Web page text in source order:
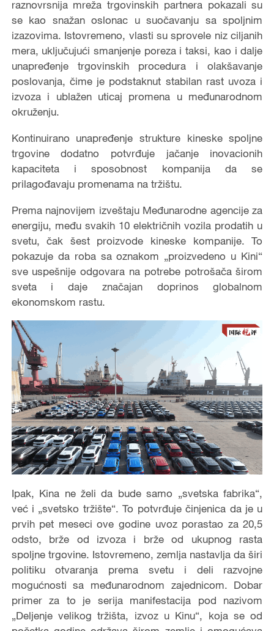
raznovrsnija mreža trgovinskih partnera pokazali su
se kao snažan oslonac u suočavanju sa spoljnim
izazovima. Istovremeno, vlasti su sprovele niz ciljanih
mera, uključujući smanjenje poreza i taksi, kao i dalje
unapređenje trgovinskih procedura i olakšavanje
poslovanja, čime je podstaknut stabilan rast uvoza i
izvoza i ublažen uticaj promena u međunarodnom
okruženju.
Kontinuirano unapređenje strukture kineske spoljne
trgovine dodatno potvrđuje jačanje inovacionih
kapaciteta i sposobnost kompanija da se
prilagođavaju promenama na tržištu.
Prema najnovijem izveštaju Međunarodne agencije za
energiju, među svakih 10 električnih vozila prodatih u
svetu, čak šest proizvode kineske kompanije. To
pokazuje da roba sa oznakom „proizvedeno u Kini“
sve uspešnije odgovara na potrebe potrošača širom
sveta i daje značajan doprinos globalnom
ekonomskom rastu.
Ipak, Kina ne želi da bude samo „svetska fabrika“,
već i „svetsko tržište“. To potvrđuje činjenica da je u
prvih pet meseci ove godine uvoz porastao za 20,5
odsto, brže od izvoza i brže od ukupnog rasta
spoljne trgovine. Istovremeno, zemlja nastavlja da širi
politiku otvaranja prema svetu i deli razvojne
mogućnosti sa međunarodnom zajednicom. Dobar
primer za to je serija manifestacija pod nazivom
„Deljenje velikog tržišta, izvoz u Kinu“, koja se od